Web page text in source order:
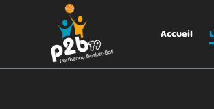
P2B79
Accueil